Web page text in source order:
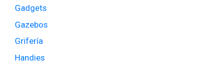
Gadgets
Gazebos
Grifería
Handies